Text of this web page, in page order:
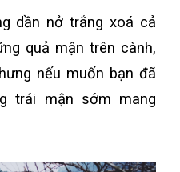
dần nở trắng xoá cả
quả mận trên cành,
nếu muốn bạn đã
trái mận sớm mang